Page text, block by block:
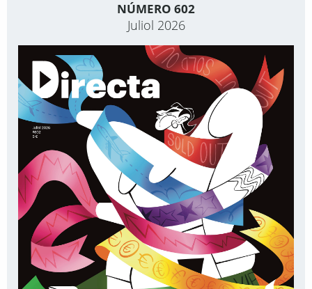
NÚMERO 602
Juliol 2026